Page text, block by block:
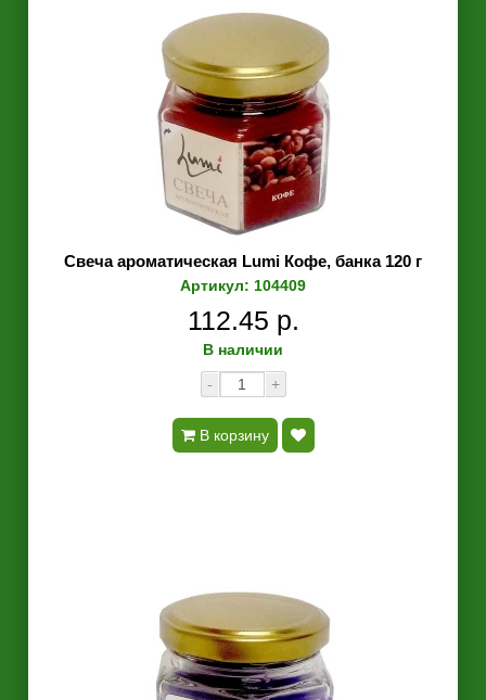
Свеча ароматическая Lumi Кофе, банка 120 г
Артикул: 104409
112.45 р.
В наличии
-
+
В корзину